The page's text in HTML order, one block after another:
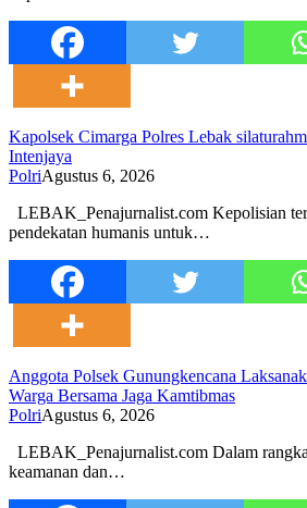
Kapolsek Cimarga Polres Lebak
Intenjaya
PolriAgustus 6, 2026
LEBAK_Penajurnalist.com Kepolisian
pendekatan humanis untuk…
Anggota Polsek Gunungkencana
Warga Bersama Jaga Kamtibmas
PolriAgustus 6, 2026
LEBAK_Penajurnalist.com Dalam
keamanan dan…